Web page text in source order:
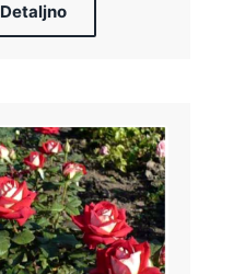
Detaljno